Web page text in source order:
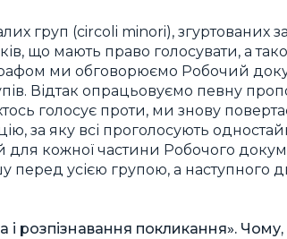
груп (circoli minori), згуртованих
що мають право голосувати, а
ми обговорюємо Робочий
Відтак опрацьовуємо певну
голосує проти, ми знову
за яку всі проголосують
кожної частини Робочого
перед усією групою, а наступного
розпізнавання покликання».